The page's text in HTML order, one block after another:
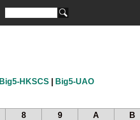
Big5-HKSCS Big5-UAO
8 9 A B